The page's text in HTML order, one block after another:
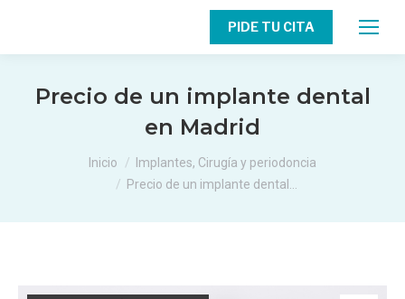
PIDE TU CITA
Precio de un implante dental
en Madrid
Estás aquí:Inicio
Implantes, Cirugía y periodoncia
Precio de un implante dental…